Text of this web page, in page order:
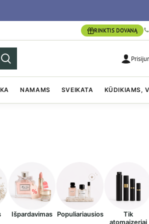
RINKTIS DOVANĄ
NAMAMS SVEIKATA KŪDIKIAMS,
Išpardavimas Populiariausios
Tik
atomaizeriai